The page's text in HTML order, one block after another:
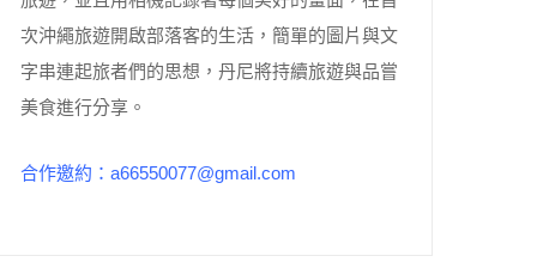
次沖繩旅遊開啟部落客的生活，簡單的圖片與文
字串連起旅者們的思想，丹尼將持續旅遊與品嘗
美食進行分享。
合作邀約：a66550077@gmail.com